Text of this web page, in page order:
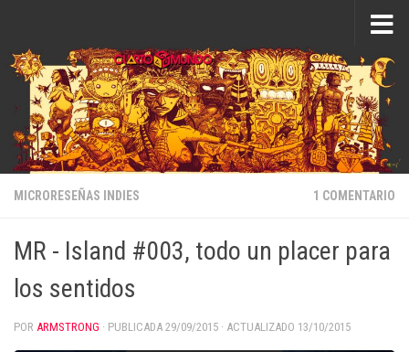
MICRORESEÑAS INDIES 1 COMENTARIO
MR - Island #003, todo un placer para
los sentidos
POR ARMSTRONG · PUBLICADA 29/09/2015 · ACTUALIZADO 13/10/2015